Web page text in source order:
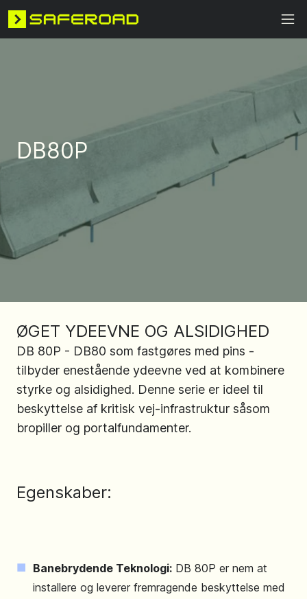
DB80P
ØGET YDEEVNE OG ALSIDIGHED
DB 80P - DB80 som fastgøres med pins -
tilbyder enestående ydeevne ved at kombinere
styrke og alsidighed. Denne serie er ideel til
beskyttelse af kritisk vej-infrastruktur såsom
bropiller og portalfundamenter.
Egenskaber:
Banebrydende Teknologi: DB 80P er nem at
installere og leverer fremragende beskyttelse med